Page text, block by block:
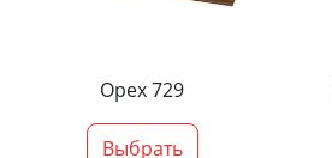
Орех 729
Выбрать